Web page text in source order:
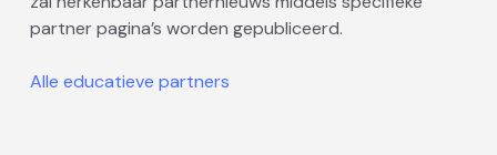
partner pagina’s worden gepubliceerd.
Alle educatieve partners